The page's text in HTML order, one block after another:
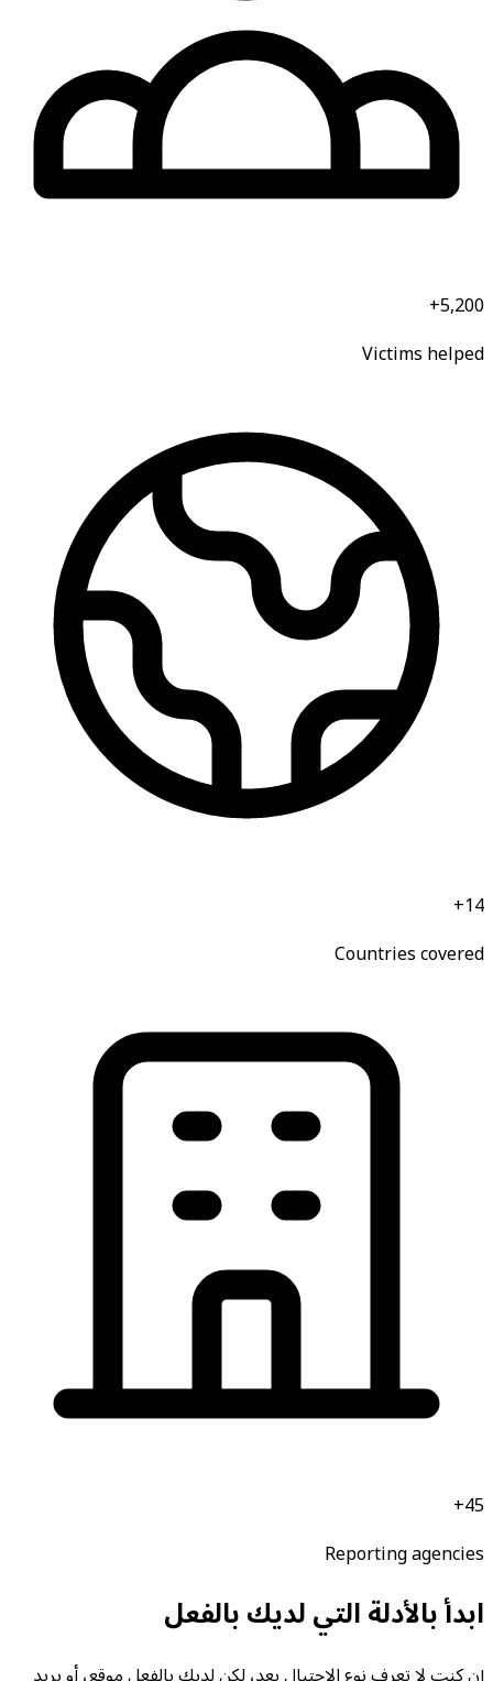
5,200+
Victims helped
14+
Countries covered
45+
Reporting agencies
ابدأ بالأدلة التي لديك بالفعل